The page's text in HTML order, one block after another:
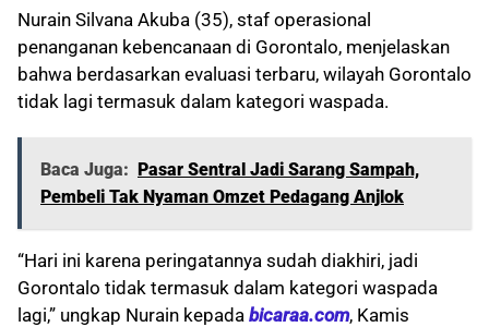
Nurain Silvana Akuba (35), staf operasional
penanganan kebencanaan di Gorontalo, menjelaskan
bahwa berdasarkan evaluasi terbaru, wilayah Gorontalo
tidak lagi termasuk dalam kategori waspada.
Baca Juga: Pasar Sentral Jadi Sarang Sampah,
Pembeli Tak Nyaman Omzet Pedagang Anjlok
“Hari ini karena peringatannya sudah diakhiri, jadi
Gorontalo tidak termasuk dalam kategori waspada
lagi,” ungkap Nurain kepada bicaraa.com, Kamis